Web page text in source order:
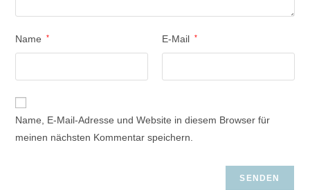
Name * E-Mail *
Name, E-Mail-Adresse und Website in diesem Browser für
meinen nächsten Kommentar speichern.